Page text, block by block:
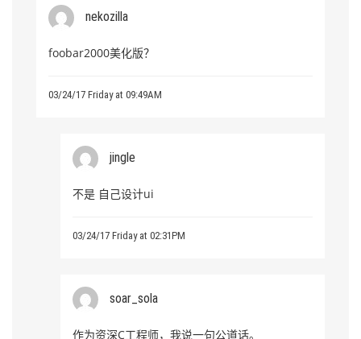
nekozilla
foobar2000美化版？
03/24/17 Friday at 09:49AM
jingle
不是 自己设计ui
03/24/17 Friday at 02:31PM
soar_sola
作为资深C工程师，我说一句公道话。